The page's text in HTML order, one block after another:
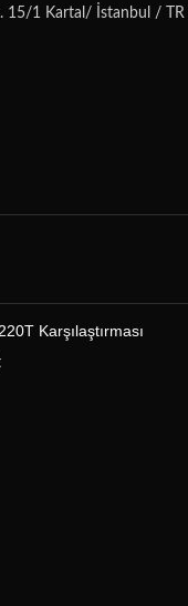
15/1 Kartal/ İstanbul / TR
Karşılaştırması